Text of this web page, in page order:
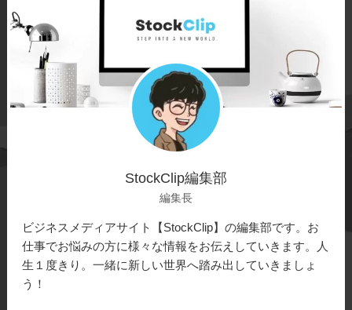
StockClip編集部
編集長
ビジネスメディアサイト【StockClip】の編集部です。お
仕事でお悩みの方に様々な情報をお伝えしていきます。人
生１度きり。一緒に新しい世界へ踏み出していきましょ
う！